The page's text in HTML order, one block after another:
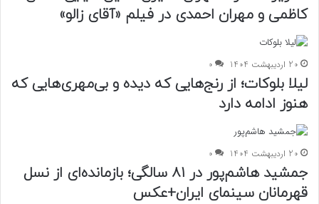
کاظمی و مهران احمدی در فیلم «آقای زالو»
20 اردیبهشت 1404 0
لیلا بلوکات؛ از رنج‌هایی که دیده و بی‌مهری‌هایی که
هنوز ادامه دارد
20 اردیبهشت 1404 0
جمشید هاشم‌پور در ۸۱ سالگی؛ بازمانده‌ای از نسل
قهرمانان سینمای ایران+عکس